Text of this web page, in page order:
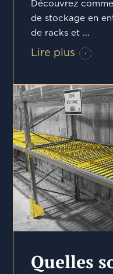
Découvrez
de stockage en
de racks et ...
Lire plus
Quelles